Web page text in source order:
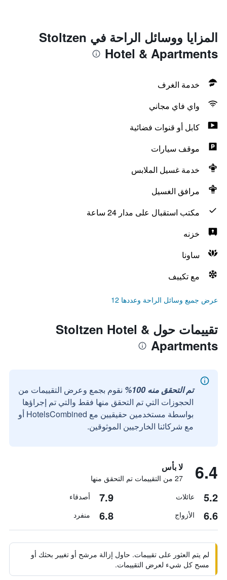
المزايا ووسائل الراحة في Stoltzen
Hotel & Apartments
خدمة الغرف
واي فاي مجاني
كابل أو قنوات فضائية
موقف سيارات
خدمة غسيل الملابس
مرافق الغسيل
مكتب استقبال على مدار 24 ساعة
خزنه
ساونا
مع تكييف
عرض جميع وسائل الراحة وعددها 12
تقييمات حول Stoltzen Hotel &
Apartments
تم التحقق منه 100%
نقوم بجمع وعرض التقييمات من
الحجوزات التي تم التحقق منها فقط والتي تم إجراؤها
بواسطة مستخدمين حقيقيين مع HotelsCombined أو
مع شركائنا الخارجيين الموثوقين.
6.4 لا بأس
27 من التقييمات تم التحقق منها
5.2 عائلات 7.9 أصدقاء
6.6 الأزواج 6.8 منفرد
لم يتم العثور على تقييمات. حاول إزالة مرشح أو تغيير بحثك أو
مسح كل شيء لعرض التقييمات.